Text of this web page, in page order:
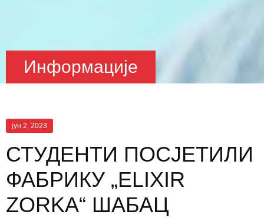
Информације
јун 2, 2023
СТУДЕНТИ ПОСЈЕТИЛИ
ФАБРИКУ „ELIXIR
ZORKA“ ШАБАЦ